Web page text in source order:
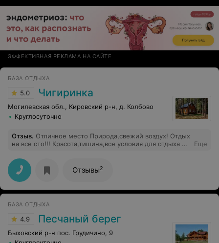
ЭФФЕКТИВНАЯ РЕКЛАМА НА САЙТЕ
БАЗА ОТДЫХА
5.0 Чигиринка
Могилевская обл., Кировский р-н, д. Колбово
Круглосуточно
Отзыв. Отличное место Природа,свежий воздух! Отдых
на все сто!!! Красота,тишина,все условия для отдыха и
Еще
Отзывы2
БАЗА ОТДЫХА
4.9 Песчаный берег
Быховский р-н пос. Грудичино, 9